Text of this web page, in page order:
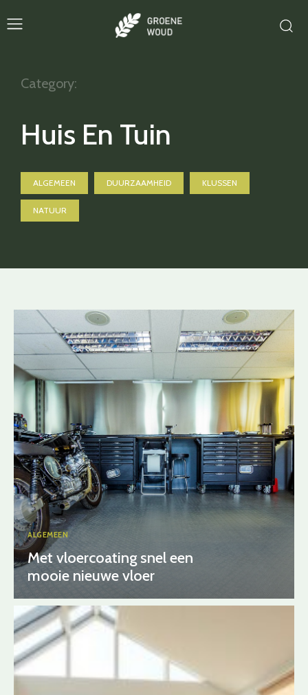
Category:
Huis En Tuin
ALGEMEEN DUURZAAMHEID KLUSSEN
NATUUR
ALGEMEEN
Met vloercoating snel een
mooie nieuwe vloer